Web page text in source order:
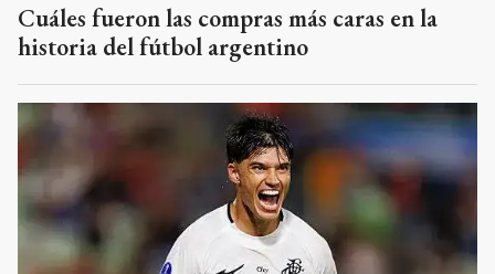
Cuáles fueron las compras más caras en la
historia del fútbol argentino